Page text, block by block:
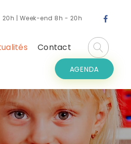
20h | Week-end 8h - 20h
Contact
AGENDA